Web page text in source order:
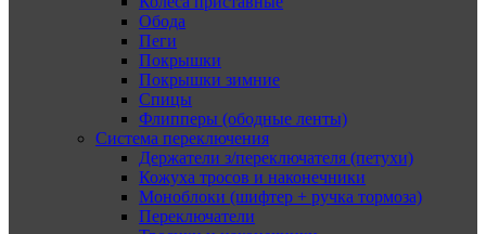
Обода
Пеги
Покрышки
Покрышки зимние
Спицы
Флипперы (ободные ленты)
Система переключения
Держатели з/переключателя (петухи)
Кожуха тросов и наконечники
Моноблоки (шифтер + ручка тормоза)
Переключатели